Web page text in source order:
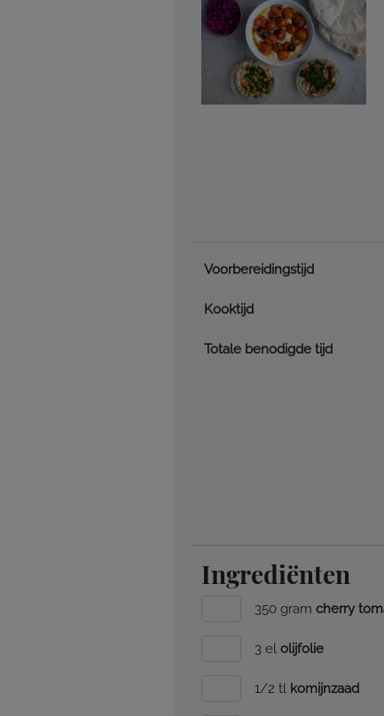
Voorbereidingstijd
Kooktijd
Totale benodigde tijd
Ingrediënten
350 gram cherry
3 el olijfolie
1/2 tl komijnzaad